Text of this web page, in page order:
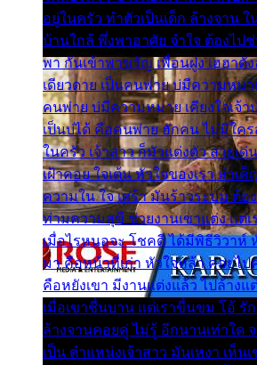
อยู่ในครัว ทำตัวเป็นเด็ก ล้างจาน ใ
บ้านใกล้ พึ่งพาอาศัย จำใจ ต้องไปช่
พา กันเข้าพาขวัญ เพื่อนฝูง เฮฮาดั
เดียวดาย เป็นคนพ่าย บ่มีความหมา
คนพ่าย บ่มีความหมาย เคียงใจเจ้า
เป็นบ่ได้ คือคนพ่าย ฮักคน ไม่มีใค
ในครัว เจ้าสาว ก็มัวแต่งตัว สวยเด่
เฝ้าคอย ใจเต้น หัวใจของเรา ลำเ
ความใน ใจ เศร้า มันร้าวระบม ต้
ท่ามความสุขี ช่วยงานเขาแต่ง แต่
เมื่อไรหนอจะ โชคดี ได้มีพิธีวิวาห์
มา คือหน้าที่เก่า หัวใจหล้า คอยไป
คือหยังเขา มีงานแต่งแล้ว ไปล้างแ
เมื่อเขาชื่นบาน แต่เราขื่นขม โอ้ รั
ล้างจานคอยคู่ ไม่รู้ อีกนานเท่าใด
เป็น ตำแหน่งเจ้าสาว มันเหงา เห็